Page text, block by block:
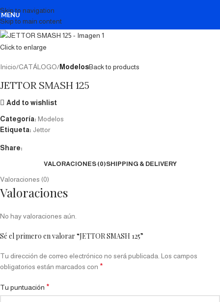
Skip to navigation
Skip to main content
MENU
Click to enlarge
Inicio CATÁLOGO ModelosBack to products
JETTOR SMASH 125
Add to wishlist
Categoría: Modelos
Etiqueta: Jettor
Share:
VALORACIONES (0)SHIPPING & DELIVERY
Valoraciones (0)
Valoraciones
No hay valoraciones aún.
Sé el primero en valorar “JETTOR SMASH 125”
Tu dirección de correo electrónico no será publicada. Los campos
obligatorios están marcados con *
Tu puntuación *